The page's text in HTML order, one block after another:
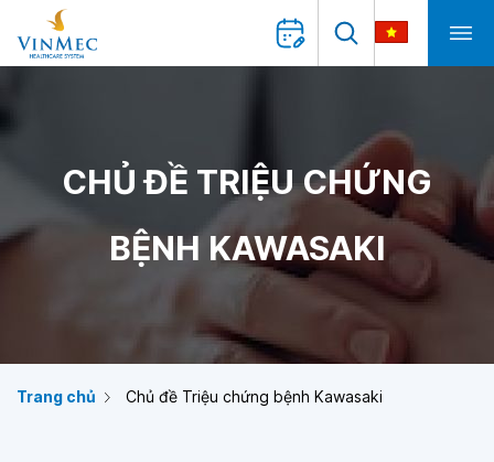
CHỦ ĐỀ TRIỆU CHỨNG
BỆNH KAWASAKI
Trang chủ Chủ đề Triệu chứng bệnh Kawasaki